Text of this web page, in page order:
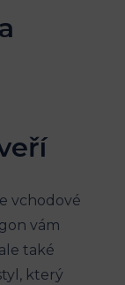
vchodové
vám
také
který